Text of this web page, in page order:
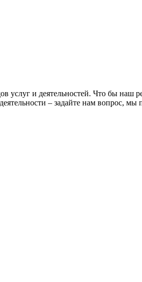
и деятельностей. Что бы наш
– задайте нам вопрос,